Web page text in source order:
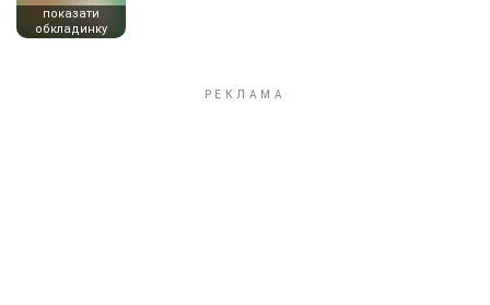
показати
обкладинку